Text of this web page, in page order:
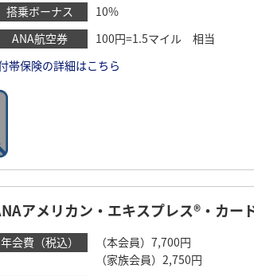
搭乗ボーナス
10%
ANA航空券
100円=1.5マイル 相当
帯保険の詳細はこちら
アメリカン・エキスプレス®・カー
年会費（税込）
（本会員）7,700円
（家族会員）2,750円